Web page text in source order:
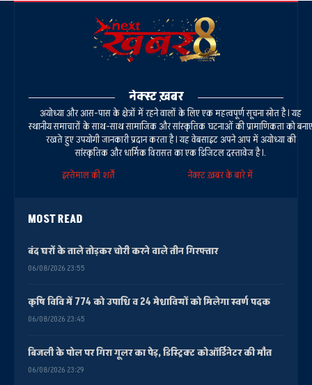
नेक्स्ट ख़बर
अयोध्या और आस-पास के क्षेत्रों में रहने वालों के लिए एक महत्वपूर्ण सूचना स्रोत है। यह
स्थानीय समाचारों के साथ-साथ सामाजिक और सांस्कृतिक घटनाओं की प्रामाणिकता को बनाए
रखते हुए उपयोगी जानकारी प्रदान करता है। यह वेबसाइट अपने आप में अयोध्या की
सांस्कृतिक और धार्मिक विरासत का एक डिजिटल दस्तावेज है।.
इस्तेमाल की शर्तें
नेक्स्ट ख़बर के बारे में
MOST READ
बंद घरों के ताले तोड़कर चोरी करने वाले तीन गिरफ्तार
06/08/2026 23:55
कृषि विवि में 774 को उपाधि व 24 मेधावियों को मिलेगा स्वर्ण पदक
06/08/2026 23:45
बिजली के पोल पर गिरा गूलर का पेड़, डिस्ट्रिक्ट कोऑर्डिनेटर की मौत
06/08/2026 23:29